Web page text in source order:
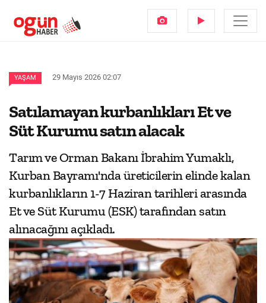
YAŞAM 29 Mayıs 2026 02:07
Satılamayan kurbanlıkları Et ve
Süt Kurumu satın alacak
Tarım ve Orman Bakanı İbrahim Yumaklı,
Kurban Bayramı'nda üreticilerin elinde kalan
kurbanlıkların 1-7 Haziran tarihleri arasında
Et ve Süt Kurumu (ESK) tarafından satın
alınacağını açıkladı.